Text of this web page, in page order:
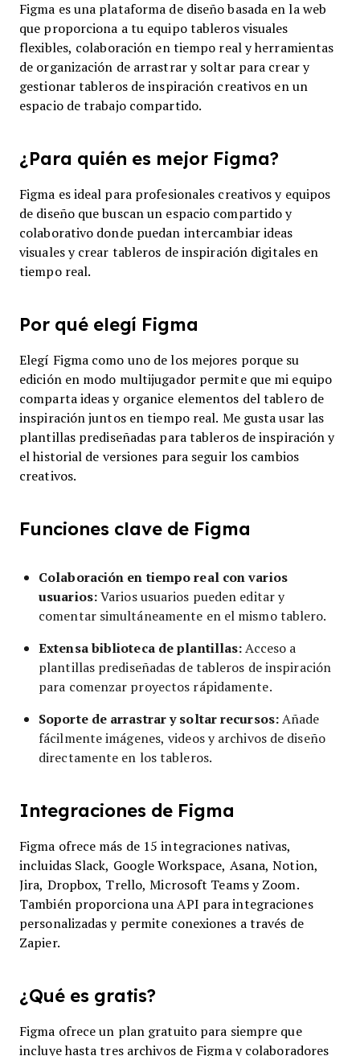
Figma es una plataforma de diseño basada en la web
que proporciona a tu equipo tableros visuales
flexibles, colaboración en tiempo real y herramientas
de organización de arrastrar y soltar para crear y
gestionar tableros de inspiración creativos en un
espacio de trabajo compartido.
¿Para quién es mejor Figma?
Figma es ideal para profesionales creativos y equipos
de diseño que buscan un espacio compartido y
colaborativo donde puedan intercambiar ideas
visuales y crear tableros de inspiración digitales en
tiempo real.
Por qué elegí Figma
Elegí Figma como uno de los mejores porque su
edición en modo multijugador permite que mi equipo
comparta ideas y organice elementos del tablero de
inspiración juntos en tiempo real. Me gusta usar las
plantillas prediseñadas para tableros de inspiración y
el historial de versiones para seguir los cambios
creativos.
Funciones clave de Figma
Colaboración en tiempo real con varios
usuarios:Varios usuarios pueden editar y
comentar simultáneamente en el mismo tablero.
Extensa biblioteca de plantillas: Acceso a
plantillas prediseñadas de tableros de inspiración
para comenzar proyectos rápidamente.
Soporte de arrastrar y soltar recursos:Añade
fácilmente imágenes, videos y archivos de diseño
directamente en los tableros.
Integraciones de Figma
Figma ofrece más de 15 integraciones nativas,
incluidas Slack, Google Workspace, Asana, Notion,
Jira, Dropbox, Trello, Microsoft Teams y Zoom.
También proporciona una API para integraciones
personalizadas y permite conexiones a través de
Zapier.
¿Qué es gratis?
Figma ofrece un plan gratuito para siempre que
incluye hasta tres archivos de Figma y colaboradores